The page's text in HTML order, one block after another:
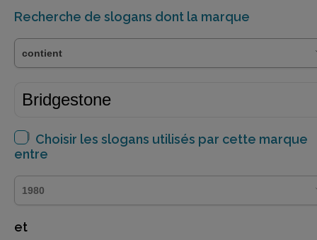
Recherche de slogans dont la marque
Choisir les slogans utilisés par cette marque
entre
et